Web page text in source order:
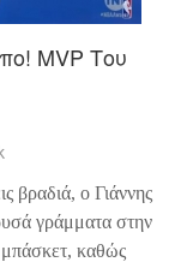
MVP Του
βραδιά, ο Γιάννης
γράμματα στην
μπάσκετ, καθώς